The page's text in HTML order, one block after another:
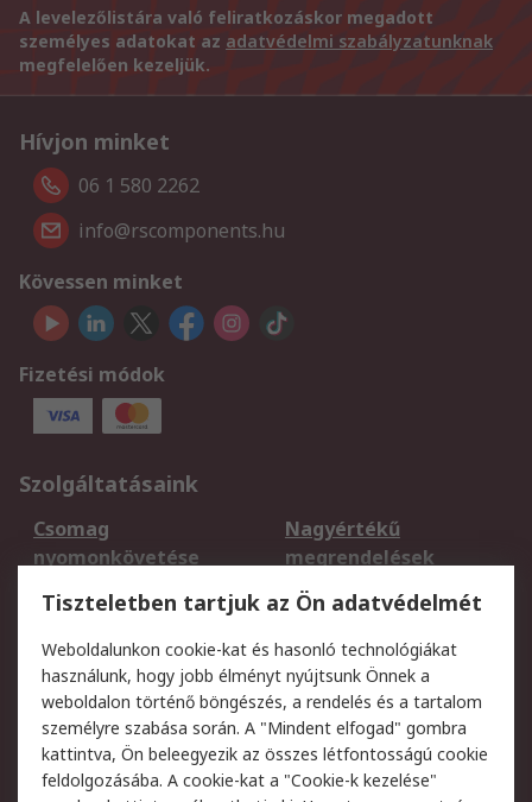
A levelezőlistára való feliratkozáskor megadott
személyes adatokat az adatvédelmi szabályzatunknak
megfelelően kezeljük.
Hívjon minket
06 1 580 2262
info@rscomponents.hu
Kövessen minket
Fizetési módok
Szolgáltatásaink
Csomag
nyomonkövetése
Nagyértékű
megrendelések
Regisztráció
Szállítás
Termékvisszaküldés
Szolgáltatások
Jogi
Adatvédelmi
szabályzat
Az RS értékesítési
feltételei
Tiszteletben tartjuk az Ön adatvédelmét
Weboldalunkon cookie-kat és hasonló technológiákat
használunk, hogy jobb élményt nyújtsunk Önnek a
weboldalon történő böngészés, a rendelés és a tartalom
személyre szabása során. A "Mindent elfogad" gombra
kattintva, Ön beleegyezik az összes létfontosságú cookie
feldolgozásába. A cookie-kat a "Cookie-k kezelése"